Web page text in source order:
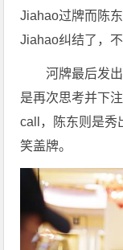
Jiahao过牌而陈
Jiahao纠结了，
河牌最后发
是再次思考并下
call，陈东则是秀
笑盖牌。